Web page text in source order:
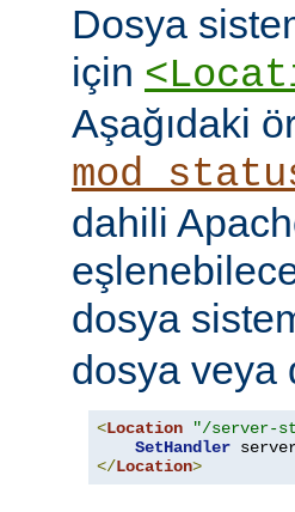
Dosya
için
Aşağıdaki
dahili
dosya
dosya veya
<Location "/server-
SetHandler
</Location>